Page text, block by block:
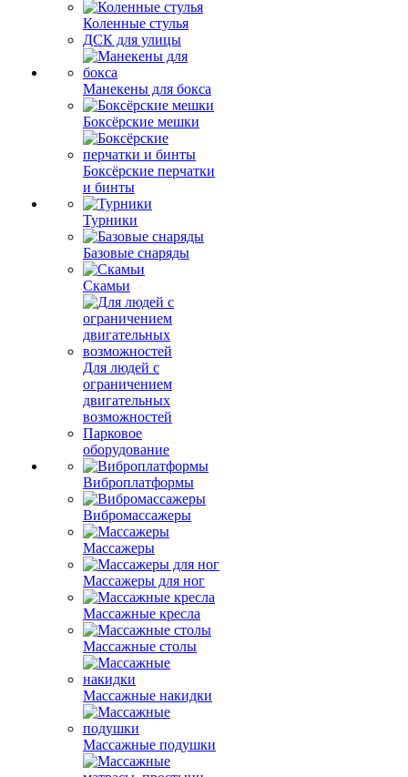
Коленные стулья
ДСК для улицы
Манекены для бокса
Боксёрские мешки
Боксёрские перчатки
и бинты
Турники
Базовые снаряды
Скамьи
Для людей с
ограничением
двигательных
возможностей
Парковое
оборудование
Виброплатформы
Вибромассажеры
Массажеры
Массажеры для ног
Массажные кресла
Массажные столы
Массажные накидки
Массажные подушки